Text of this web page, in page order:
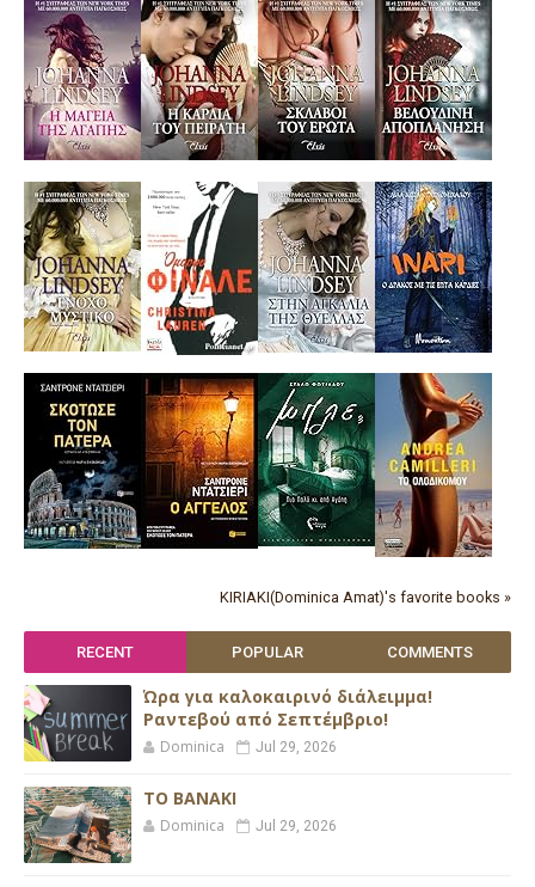
KIRIAKI(Dominica Amat)'s favorite books »
RECENT POPULAR COMMENTS
Ώρα για καλοκαιρινό διάλειμμα!
Ραντεβού από Σεπτέμβριο!
Dominica Jul 29, 2026
ΤΟ ΒΑΝΑΚΙ
Dominica Jul 29, 2026